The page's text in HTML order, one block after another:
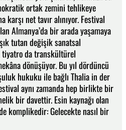
ortak zemini tehlikeye
karşı net tavır alınıyor. Festival
Almanya’da bir arada yaşamaya
tutan değişik sanatsal
da transkültürel
dönüşüyor. Bu yıl dördüncü
hukuku ile bağlı Thalia in der
aynı zamanda hep birlikte bir
bir davettir. Esin kaynağı olan
komplikedir: Gelecekte nasıl bir